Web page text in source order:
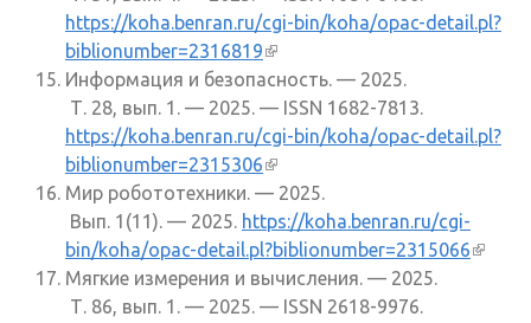
https://koha.benran.ru/cgi-bin/koha/opac-detail.pl?
biblionumber=2316819(внешняя ссылка)
Информация и безопасность. — 2025.
Т. 28, вып. 1. — 2025. — ISSN 1682-7813.
https://koha.benran.ru/cgi-bin/koha/opac-detail.pl?
biblionumber=2315306(внешняя ссылка)
Мир робототехники. — 2025.
Вып. 1(11). — 2025. https://koha.benran.ru/cgi-
bin/koha/opac-detail.pl?biblionumber=2315066
Мягкие измерения и вычисления. — 2025.
Т. 86, вып. 1. — 2025. — ISSN 2618-9976.